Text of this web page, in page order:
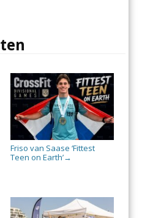
Friso van Saase ‘Fittest
Teen on Earth’→